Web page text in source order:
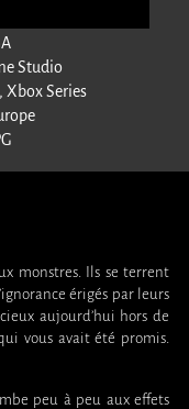
Studio
Xbox Series
monstres. Ils se terrent
érigés par leurs
aujourd’hui hors de
vous avait été promis.
peu à peu aux effets